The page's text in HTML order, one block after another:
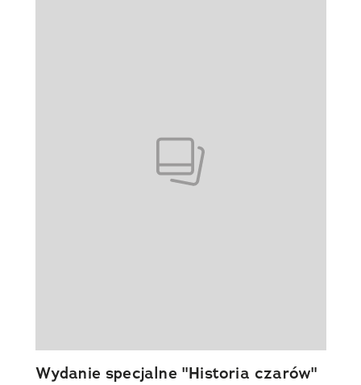
Wydanie specjalne "Historia czarów"